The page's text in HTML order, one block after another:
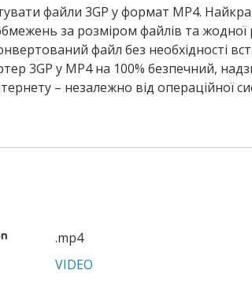
файли 3GP у формат MP4.
за розміром файлів та жодної
файл без необхідності
3GP у MP4 на 100% безпечний,
– незалежно від операційної
.mp4
VIDEO